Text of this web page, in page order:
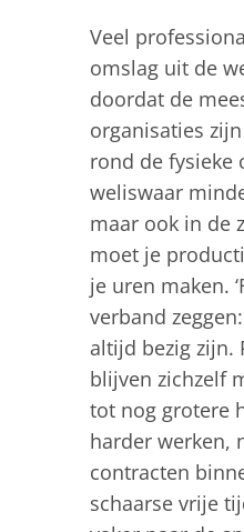
Veel
omslag uit de
doordat de
organisaties
rond de fysieke
weliswaar
maar ook in de
moet je
je uren maken.
verband
altijd bezig zijn.
blijven zichzelf
tot nog grotere
harder werken,
contracten
schaarse vrije